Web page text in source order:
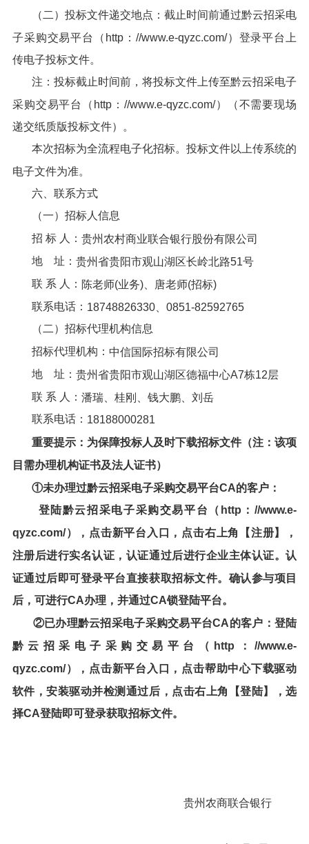
（二）投标文件递交地点：截止时间前通过黔云招采电
子采购交易平台（http：//www.e-qyzc.com/）登录平台上
传电子投标文件。
注：投标截止时间前，将投标文件上传至黔云招采电子
采购交易平台（http：//www.e-qyzc.com/）（不需要现场
递交纸质版投标文件）。
本次招标为全流程电子化招标。投标文件以上传系统的
电子文件为准。
六、联系方式
（一）招标人信息
招 标 人： 贵州农村商业联合银行股份有限公司
地 址： 贵州省贵阳市观山湖区长岭北路51号
联 系 人： 陈老师(业务)、唐老师(招标)
联系电话： 18748826330、0851-82592765
（二）招标代理机构信息
招标代理机构： 中信国际招标有限公司
地 址： 贵州省贵阳市观山湖区德福中心A7栋12层
联 系 人： 潘瑞、桂刚、钱大鹏、刘岳
联系电话： 18188000281
重要提示：为保障投标人及时下载招标文件（注：该项
目需办理机构证书及法人证书）
①未办理过黔云招采电子采购交易平台CA的客户：
登陆黔云招采电子采购交易平台
（http：//www.e-
qyzc.com/），点击新平台入口，点击右上角【注册】，
注册后进行实名认证，认证通过后进行企业主体认证。认
证通过后即可登录平台直接获取招标文件。确认参与项目
后，可进行CA办理，并通过CA锁登陆平台。
②已办理黔云招采电子采购交易平台CA的客户：登陆
黔云招采电子采购交易平台（http：//www.e-
qyzc.com/），点击新平台入口，点击帮助中心下载驱动
软件，安装驱动并检测通过后，点击右上角【登陆】，选
择CA登陆即可登录获取招标文件。
贵州农商联合银行